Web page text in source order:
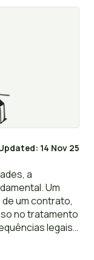
14 Nov 25
a
Um
um contrato,
no tratamento
legais,
para